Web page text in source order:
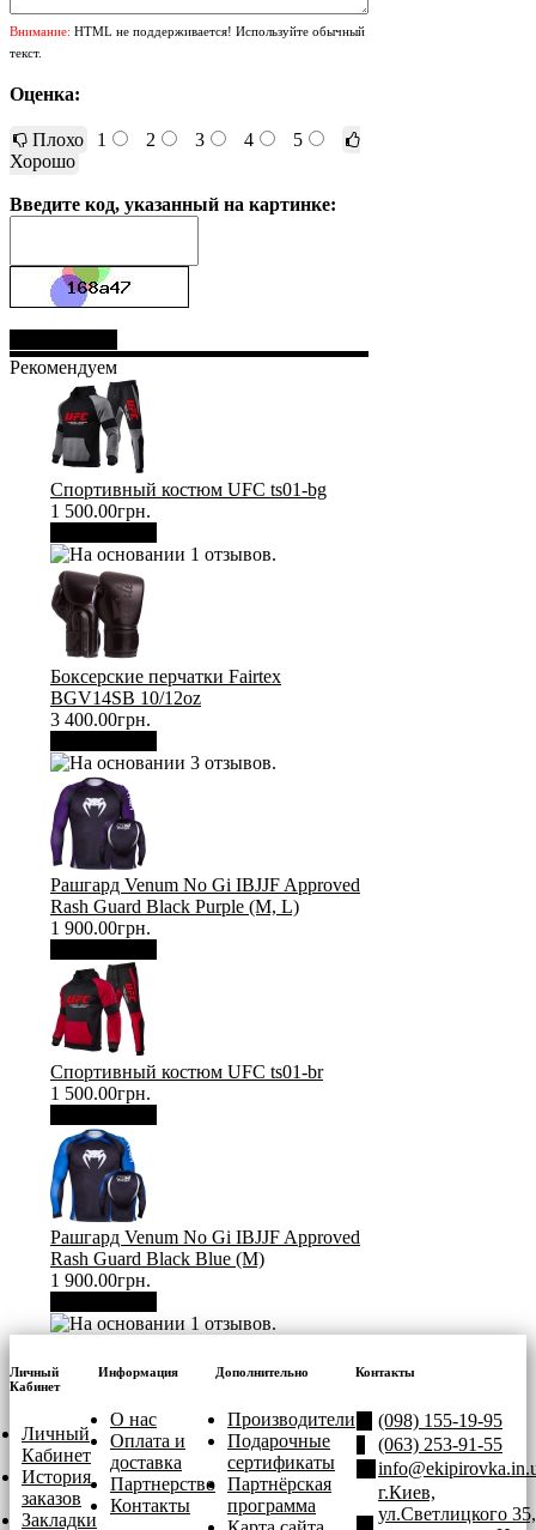
Внимание: HTML не поддерживается! Используйте обычный
текст.
Оценка:
Плохо 1 2 3 4
5
Хорошо
Введите код, указанный на картинке:
Рекомендуем
Спортивный костюм UFC ts01-bg
1 500.00грн.
Боксерские перчатки Fairtex
BGV14SB 10/12oz
3 400.00грн.
Рашгард Venum No Gi IBJJF Approved
Rash Guard Black Purple (М, L)
1 900.00грн.
Спортивный костюм UFC ts01-br
1 500.00грн.
Рашгард Venum No Gi IBJJF Approved
Rash Guard Black Blue (М)
1 900.00грн.
Личный
Кабинет
Личный
Кабинет
История
заказов
Закладки
Информация
О нас
Оплата и
доставка
Партнерство
Контакты
Дополнительно
Производители
Подарочные
сертификаты
Партнёрская
программа
Контакты
(098) 155-19-95
(063) 253-91-55
г.Киев,
ул.Светлицкого 35,